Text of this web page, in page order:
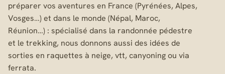
préparer vos aventures en France (Pyrénées, Alpes,
Vosges…) et dans le monde (Népal, Maroc,
Réunion…) : spécialisé dans la randonnée pédestre
et le trekking, nous donnons aussi des idées de
sorties en raquettes à neige, vtt, canyoning ou via
ferrata.